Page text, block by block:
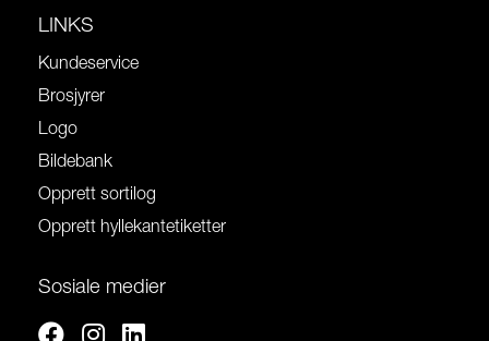
LINKS
Kundeservice
Brosjyrer
Logo
Bildebank
Opprett sortilog
Opprett hyllekantetiketter
Sosiale medier
FacebookInstagram